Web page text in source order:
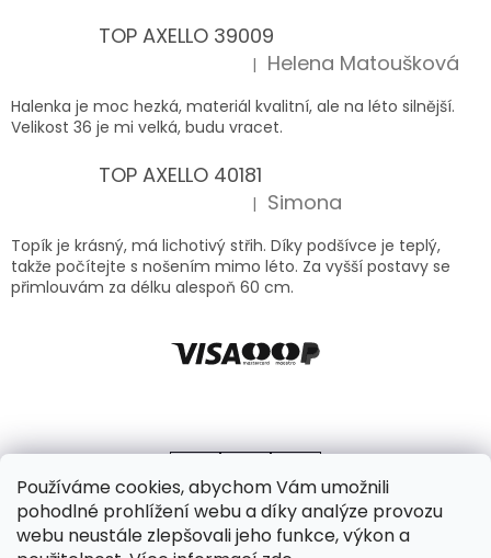
Používáme cookies, abychom Vám umožnili
pohodlné prohlížení webu a díky analýze provozu
webu neustále zlepšovali jeho funkce, výkon a
TOP AXELLO 39009
Hodnocení produktu je 5 z 5 hvězdiček.
| Helena Matoušková
Halenka je moc hezká, materiál kvalitní, ale na léto silnější.
Velikost 36 je mi velká, budu vracet.
TOP AXELLO 40181
Hodnocení produktu je 5 z 5 hvězdiček.
| Simona
Topík je krásný, má lichotivý střih. Díky podšívce je teplý,
takže počítejte s nošením mimo léto. Za vyšší postavy se
přimlouvám za délku alespoň 60 cm.